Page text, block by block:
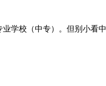
校（中专）。但别小看中